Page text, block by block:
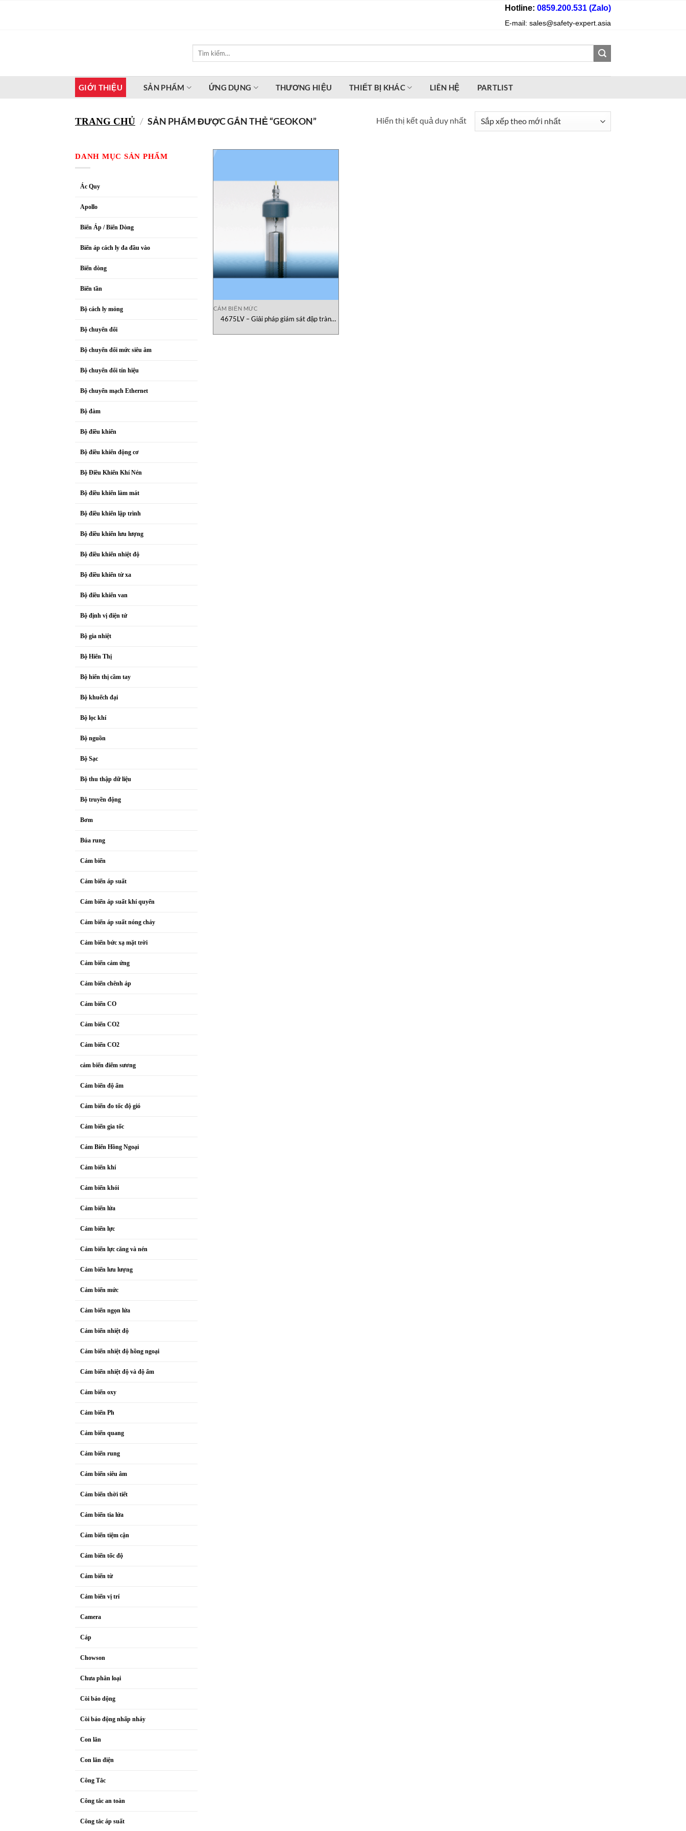
Hotline: 0859.200.531 (Zalo)
E-mail: sales@safety-expert.asia
GIỚI THIỆU SẢN PHẨM ỨNG DỤNG THƯƠNG HIỆU THIẾT BỊ KHÁC LIÊN HỆ PARTLIST
TRANG CHỦ / SẢN PHẨM ĐƯỢC GẮN THẺ “GEOKON” Hiển thị kết quả duy nhất
DANH MỤC SẢN PHẨM
Ác Quy
Apollo
Biến Áp / Biến Dòng
Biến áp cách ly đa đầu vào
Biến dòng
Biến tần
Bộ cách ly mỏng
Bộ chuyển đổi
Bộ chuyển đổi mức siêu âm
Bộ chuyển đổi tín hiệu
Bộ chuyển mạch Ethernet
Bộ đàm
Bộ điều khiển
Bộ điều khiển động cơ
Bộ Điều Khiển Khí Nén
Bộ điều khiển làm mát
Bộ điều khiển lập trình
Bộ điều khiển lưu lượng
Bộ điều khiển nhiệt độ
Bộ điều khiển từ xa
Bộ điều khiển van
Bộ định vị điện tử
Bộ gia nhiệt
Bộ Hiển Thị
Bộ hiển thị cầm tay
Bộ khuếch đại
Bộ lọc khí
Bộ nguồn
Bộ Sạc
Bộ thu thập dữ liệu
Bộ truyền động
Bơm
Búa rung
Cảm biến
Cảm biến áp suất
Cảm biến áp suất khí quyển
Cảm biến áp suất nóng chảy
Cảm biến bức xạ mặt trời
Cảm biến cảm ứng
Cảm biến chênh áp
Cảm biến CO
Cảm biến CO2
Cảm biến CO2
cảm biến điểm sương
Cảm biến độ ẩm
Cảm biến đo tốc độ gió
Cảm biến gia tốc
Cảm Biến Hồng Ngoại
Cảm biến khí
Cảm biến khói
Cảm biến lửa
Cảm biến lực
Cảm biến lực căng và nén
Cảm biến lưu lượng
Cảm biến mức
Cảm biến ngọn lửa
Cảm biến nhiệt độ
Cảm biến nhiệt độ hồng ngoại
Cảm biến nhiệt độ và độ ẩm
Cảm biến oxy
Cảm biến Ph
Cảm biến quang
Cảm biến rung
Cảm biến siêu âm
Cảm biến thời tiết
Cảm biến tia lửa
Cảm biến tiệm cận
Cảm biến tốc độ
Cảm biến từ
Cảm biến vị trí
Camera
Cáp
Chowson
Chưa phân loại
Còi báo dộng
Còi báo động nhấp nháy
Con lăn
Con lăn điện
Công Tắc
Công tắc an toàn
Công tắc áp suất
CẢM BIẾN MỨC
4675LV – Giải pháp giám sát đập tràn